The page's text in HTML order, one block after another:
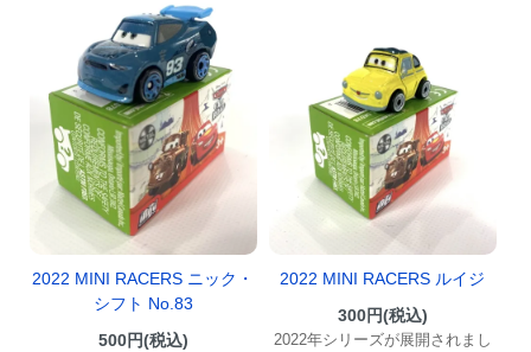
2022 MINI RACERS ニック・
シフト No.83
500円(税込)
2022 MINI RACERS ルイジ
300円(税込)
2022年シリーズが展開されまし